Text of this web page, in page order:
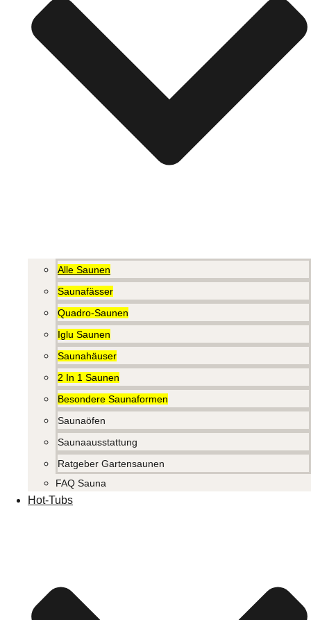
Alle Saunen
Saunafässer
Quadro-Saunen
Iglu Saunen
Saunahäuser
2 In 1 Saunen
Besondere Saunaformen
Saunaöfen
Saunaausstattung
Ratgeber Gartensaunen
FAQ Sauna
Hot-Tubs